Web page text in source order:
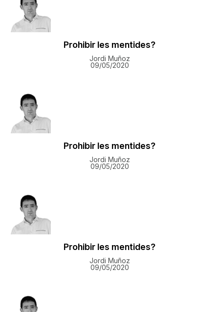
Prohibir les mentides?
Jordi Muñoz
09/05/2020
Prohibir les mentides?
Jordi Muñoz
09/05/2020
Prohibir les mentides?
Jordi Muñoz
09/05/2020